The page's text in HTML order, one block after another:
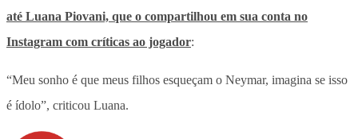
até Luana Piovani, que o compartilhou em sua conta no
Instagram com críticas ao jogador:
“Meu sonho é que meus filhos esqueçam o Neymar, imagina se isso
é ídolo”, criticou Luana.